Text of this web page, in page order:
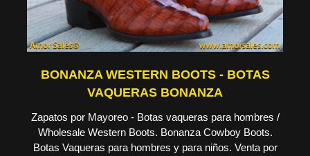
BONANZA WESTERN BOOTS - BOTAS
VAQUERAS BONANZA
Zapatos por Mayoreo - Botas vaqueras para hombres /
Wholesale Western Boots. Bonanza Cowboy Boots.
Botas Vaqueras para hombres y para niños. Venta por